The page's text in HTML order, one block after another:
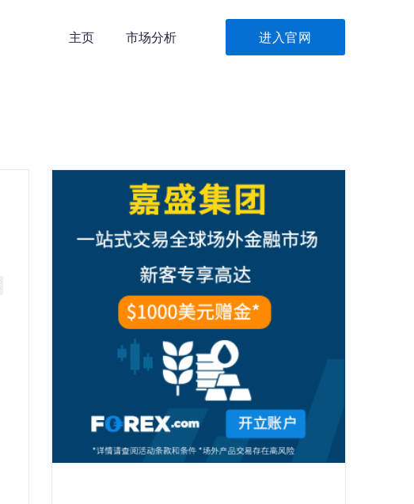
主页 市场分析 进入官网